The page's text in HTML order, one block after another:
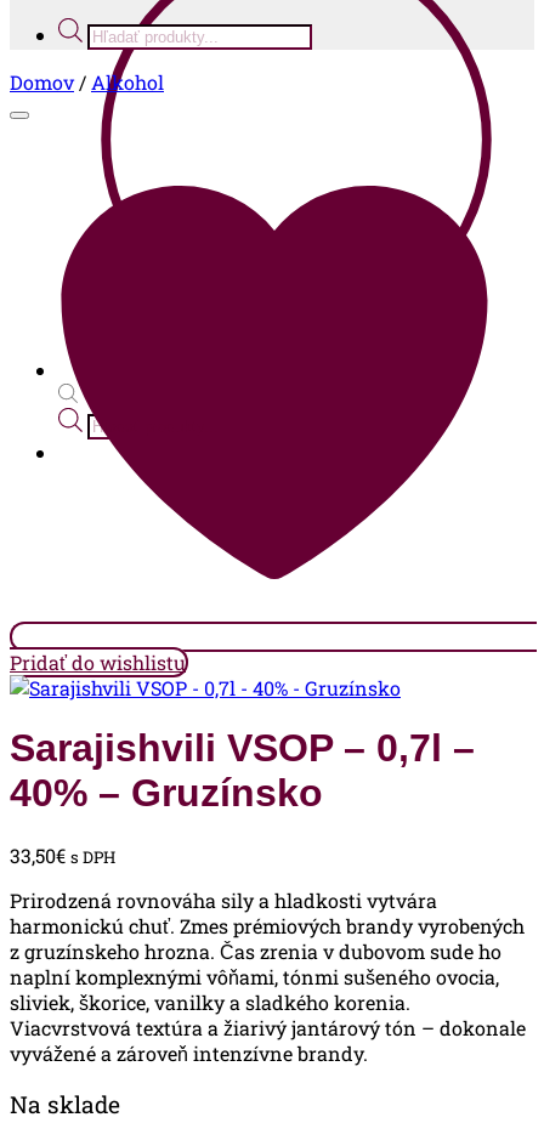
Products
search
Products
search
Domov / Alkohol
Pridať do wishlistu
Sarajishvili VSOP – 0,7l –
40% – Gruzínsko
33,50€ s DPH
Prirodzená rovnováha sily a hladkosti vytvára
harmonickú chuť. Zmes prémiových brandy vyrobených
z gruzínskeho hrozna. Čas zrenia v dubovom sude ho
naplní komplexnými vôňami, tónmi sušeného ovocia,
sliviek, škorice, vanilky a sladkého korenia.
Viacvrstvová textúra a žiarivý jantárový tón – dokonale
vyvážené a zároveň intenzívne brandy.
Na sklade